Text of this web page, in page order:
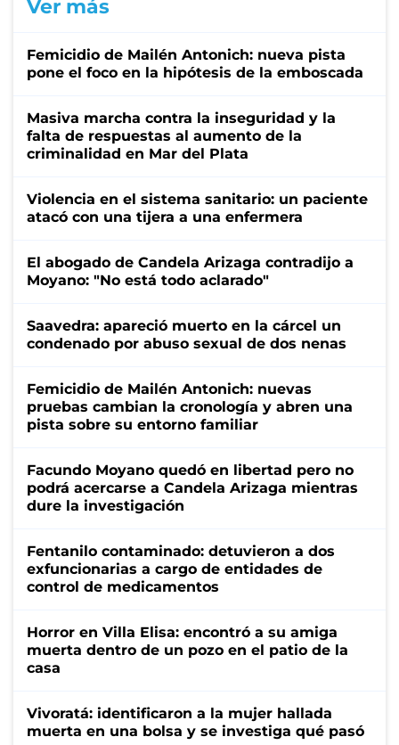
Ver más
Femicidio de Mailén Antonich: nueva pista
pone el foco en la hipótesis de la emboscada
Masiva marcha contra la inseguridad y la
falta de respuestas al aumento de la
criminalidad en Mar del Plata
Violencia en el sistema sanitario: un paciente
atacó con una tijera a una enfermera
El abogado de Candela Arizaga contradijo a
Moyano: "No está todo aclarado"
Saavedra: apareció muerto en la cárcel un
condenado por abuso sexual de dos nenas
Femicidio de Mailén Antonich: nuevas
pruebas cambian la cronología y abren una
pista sobre su entorno familiar
Facundo Moyano quedó en libertad pero no
podrá acercarse a Candela Arizaga mientras
dure la investigación
Fentanilo contaminado: detuvieron a dos
exfuncionarias a cargo de entidades de
control de medicamentos
Horror en Villa Elisa: encontró a su amiga
muerta dentro de un pozo en el patio de la
casa
Vivoratá: identificaron a la mujer hallada
muerta en una bolsa y se investiga qué pasó